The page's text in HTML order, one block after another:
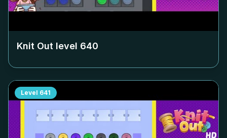
Knit Out level 640
Level 641